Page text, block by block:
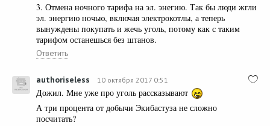
3. Отмена ночного тарифа на эл. энегию. Так бы люди жгли
эл. энергию ночью, включая электрокотлы, а теперь
вынуждены покупать и жечь уголь, потому как с таким
тарифом останешься без штанов.
Ответить
authoriseless 10 октября 2017 0:51
Дожил. Мне уже про уголь рассказывают
А три процента от добычи Экибастуза не сложно
посчитать?